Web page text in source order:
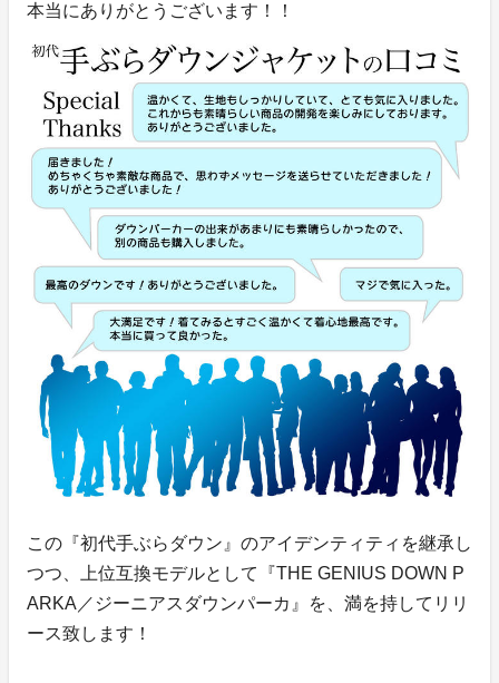
本当にありがとうございます！！
この『初代手ぶらダウン』のアイデンティティを継承し
つつ、上位互換モデルとして『THE GENIUS DOWN P
ARKA／ジーニアスダウンパーカ』を、満を持してリリ
ース致します！